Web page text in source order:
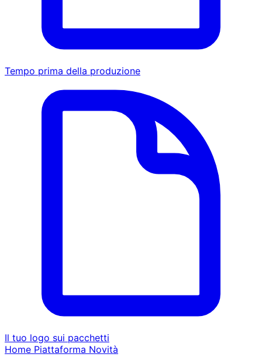
Tempo prima della produzione
Il tuo logo sui pacchetti
Home Piattaforma Novità